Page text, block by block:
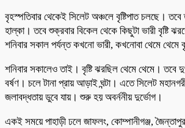
বৃহস্পতিবার থেকেই সিলেট অঞ্চলে বৃষ্টিপাত চলছে। তবে
হাল্কা। তবে শুক্রবার বিকেল থেকে কিছুটা ভারী বৃষ্টি
শনিবার সকাল পর্যন্ত কখনো ভারী, কখনোবা থেমে থেমে
শনিবার সকালেও তাই। বৃষ্টি ঝরছিল থেমে থেমে। তবে
বর্ষণ। চলে টানা প্রায় আড়াই ঘন্টা। এতে সিলেট
জলাবদ্ধতায় ডুবে যায়। শুরু হয় অবর্ননীয় দুর্ভোগ।
একই সময়ে পাহাড়ী ঢলে জাফলং, কোম্পানীগঞ্জ,